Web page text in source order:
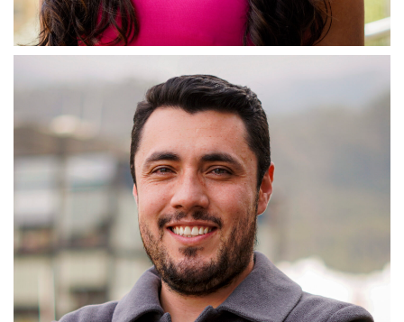
Sara Pulido
Analista Financiera
Mi rol gira en torno a articular la planeación y el análisis
financiero de la Fundación, evaluación estratégica y
financiera de proyectos, la presentación de estrategias de
fund-raising y ofrecer constantes metodologías de trabajo